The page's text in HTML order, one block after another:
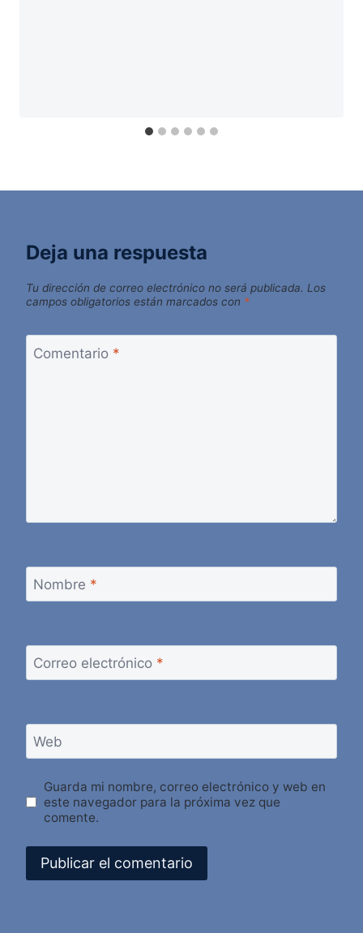
Deja una respuesta
Tu dirección de correo electrónico no será publicada. Los
campos obligatorios están marcados con *
Comentario *
Nombre *
Correo electrónico *
Web
Guarda mi nombre, correo electrónico y web en
este navegador para la próxima vez que
comente.